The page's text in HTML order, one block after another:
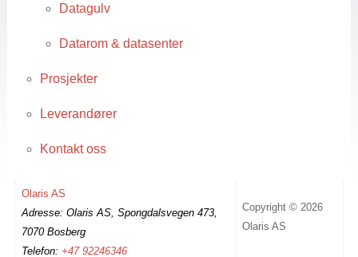
Datagulv
Datarom & datasenter
Prosjekter
Leverandører
Kontakt oss
Olaris AS
Adresse: Olaris AS, Spongdalsvegen 473,
7070 Bosberg
Telefon: +47 92246346
Copyright © 2026
Olaris AS